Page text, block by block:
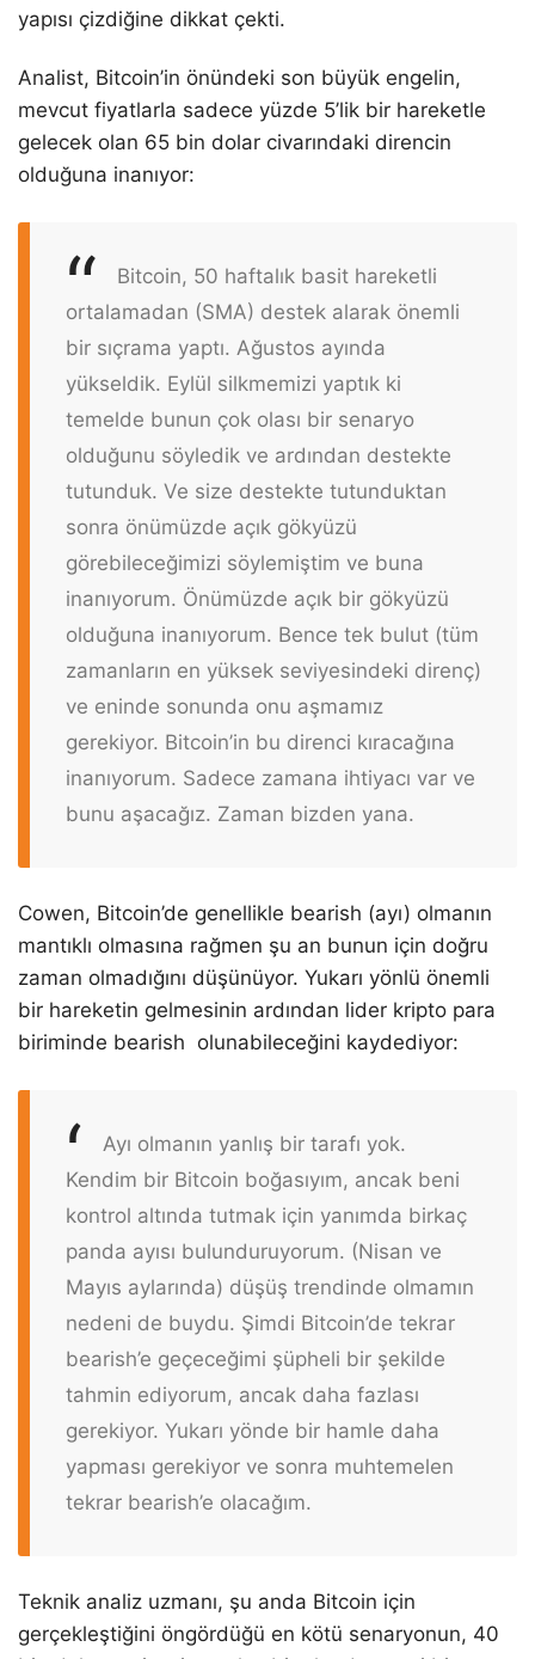
yapısı çizdiğine dikkat çekti.
Analist, Bitcoin’in önündeki son büyük engelin,
mevcut fiyatlarla sadece yüzde 5’lik bir hareketle
gelecek olan 65 bin dolar civarındaki direncin
olduğuna inanıyor:
Bitcoin, 50 haftalık basit hareketli
ortalamadan (SMA) destek alarak önemli
bir sıçrama yaptı. Ağustos ayında
yükseldik. Eylül silkmemizi yaptık ki
temelde bunun çok olası bir senaryo
olduğunu söyledik ve ardından destekte
tutunduk. Ve size destekte tutunduktan
sonra önümüzde açık gökyüzü
görebileceğimizi söylemiştim ve buna
inanıyorum. Önümüzde açık bir gökyüzü
olduğuna inanıyorum. Bence tek bulut (tüm
zamanların en yüksek seviyesindeki direnç)
ve eninde sonunda onu aşmamız
gerekiyor. Bitcoin’in bu direnci kıracağına
inanıyorum. Sadece zamana ihtiyacı var ve
bunu aşacağız. Zaman bizden yana.
Cowen, Bitcoin’de genellikle bearish (ayı) olmanın
mantıklı olmasına rağmen şu an bunun için doğru
zaman olmadığını düşünüyor. Yukarı yönlü önemli
bir hareketin gelmesinin ardından lider kripto para
biriminde bearish olunabileceğini kaydediyor:
Ayı olmanın yanlış bir tarafı yok.
Kendim bir Bitcoin boğasıyım, ancak beni
kontrol altında tutmak için yanımda birkaç
panda ayısı bulunduruyorum. (Nisan ve
Mayıs aylarında) düşüş trendinde olmamın
nedeni de buydu. Şimdi Bitcoin’de tekrar
bearish’e geçeceğimi şüpheli bir şekilde
tahmin ediyorum, ancak daha fazlası
gerekiyor. Yukarı yönde bir hamle daha
yapması gerekiyor ve sonra muhtemelen
tekrar bearish’e olacağım.
Teknik analiz uzmanı, şu anda Bitcoin için
gerçekleştiğini öngördüğü en kötü senaryonun, 40